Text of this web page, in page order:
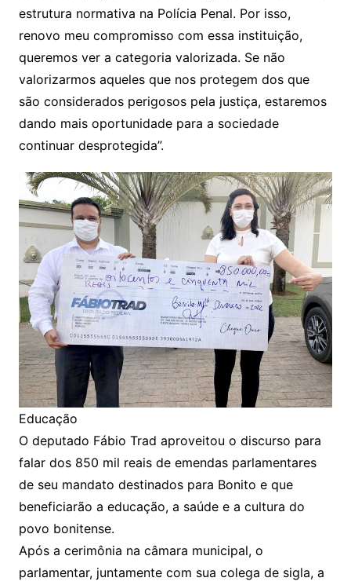
estrutura normativa na Polícia Penal. Por isso,
renovo meu compromisso com essa instituição,
queremos ver a categoria valorizada. Se não
valorizarmos aqueles que nos protegem dos que
são considerados perigosos pela justiça, estaremos
dando mais oportunidade para a sociedade
continuar desprotegida”.
Educação
O deputado Fábio Trad aproveitou o discurso para
falar dos 850 mil reais de emendas parlamentares
de seu mandato destinados para Bonito e que
beneficiarão a educação, a saúde e a cultura do
povo bonitense.
Após a cerimônia na câmara municipal, o
parlamentar, juntamente com sua colega de sigla, a